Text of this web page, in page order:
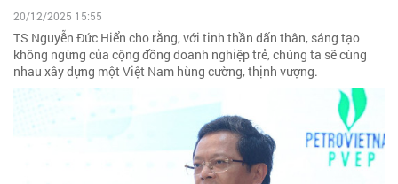
20/12/2025 15:55
TS Nguyễn Đức Hiển cho rằng, với tinh thần dấn thân, sáng tạo
không ngừng của cộng đồng doanh nghiệp trẻ, chúng ta sẽ cùng
nhau xây dựng một Việt Nam hùng cường, thịnh vượng.